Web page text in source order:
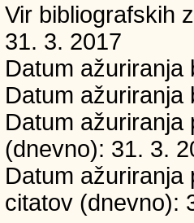
Vir bibliografskih
31. 3. 2017
Datum ažuriranja
Datum ažuriranja
Datum ažuriranja
(dnevno): 31. 3.
Datum ažuriranja
citatov (dnevno):